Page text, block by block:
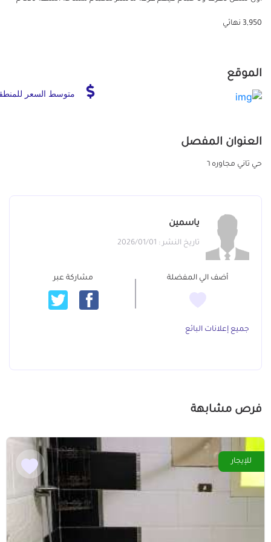
3,950 نهائي
الموقع
متوسط السعر
العنوان المفصل
حي تاني مجاوره ٦
ياسمين
تاريخ النشر : 2026/01/01
أضف الي المفضلة مشاركة عبر
جميع إعلانات البائع
فرص مشابهة
للإيجار